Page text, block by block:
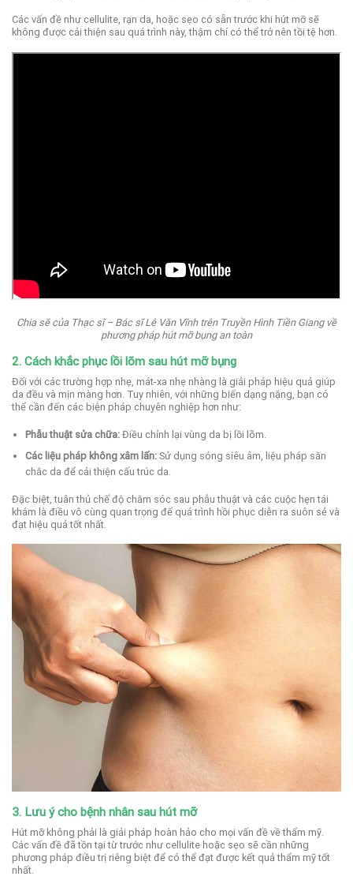
Các vấn đề như cellulite, rạn da, hoặc sẹo có sẵn trước khi hút mỡ sẽ
không được cải thiện sau quá trình này, thậm chí có thể trở nên tồi tệ hơn.
Chia sẽ của Thạc sĩ – Bác sĩ Lê Văn Vĩnh trên Truyền Hình Tiền Giang về
phương pháp hút mỡ bụng an toàn
2. Cách khắc phục lồi lõm sau hút mỡ bụng
Đối với các trường hợp nhẹ, mát-xa nhẹ nhàng là giải pháp hiệu quả giúp
da đều và mịn màng hơn. Tuy nhiên, với những biến dạng nặng, bạn có
thể cần đến các biện pháp chuyên nghiệp hơn như:
Phẫu thuật sửa chữa:Điều chỉnh lại vùng da bị lồi lõm.
Các liệu pháp không xâm lấn:Sử dụng sóng siêu âm, liệu pháp săn
chắc da để cải thiện cấu trúc da.
Đặc biệt, tuân thủ chế độ chăm sóc sau phẫu thuật và các cuộc hẹn tái
khám là điều vô cùng quan trọng để quá trình hồi phục diễn ra suôn sẻ và
đạt hiệu quả tốt nhất.
3. Lưu ý cho bệnh nhân sau hút mỡ
Hút mỡ không phải là giải pháp hoàn hảo cho mọi vấn đề về thẩm mỹ.
Các vấn đề đã tồn tại từ trước như cellulite hoặc sẹo sẽ cần những
phương pháp điều trị riêng biệt để có thể đạt được kết quả thẩm mỹ tốt
nhất.